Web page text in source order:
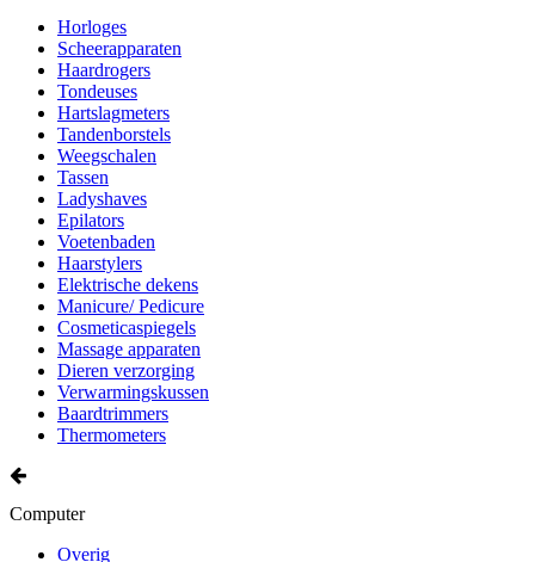
Horloges
Scheerapparaten
Haardrogers
Tondeuses
Hartslagmeters
Tandenborstels
Weegschalen
Tassen
Ladyshaves
Epilators
Voetenbaden
Haarstylers
Elektrische dekens
Manicure/ Pedicure
Cosmeticaspiegels
Massage apparaten
Dieren verzorging
Verwarmingskussen
Baardtrimmers
Thermometers
Computer
Overig